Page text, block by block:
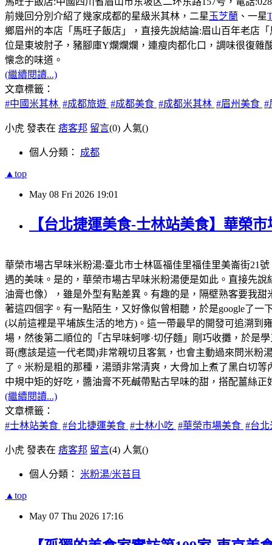
前幾回分別介紹了幾家成都的星級米其林，二星 玉芝蘭 、一星
鄉眉州的本店「馬旺子飯店」，直接先說結論:眉山百年老店
位是東坡肘子，豬腳庫Y爛爛爛，連瘦肉都化口，調味很復
懐念的味道。
(繼續閱讀...)
文章標籤：
#中國米其林 #成都旅遊 #成都美食 #成都米其林 #眉州美食 #
小虎 發表在 痞客邦 留言(0) 人氣()
個人分類： 成都
▲top
May 08 Fri 2026 19:01
【台北捷運美食-士林站美食】華榮
華榮市場古早味米粉湯:臺北市士林區福佳里福佳里美崙街21
遇的美味。是的，華榮市場古早味米粉湯便是如此。直接先
油膏也像），雖是外型有點差異。有趣的是，隔壁熟客要我
著這四個字。有一點陌生，又好像似曾相聽，於是google了
(以前這裡是平埔族生活的地方)。這一帶最早的開發可追溯到
場，然後第二順位的「古早味蚵嗲·切仔麵」剛巧收攤，於是
哥(應該是這一代老闆)非常親切且客氣，也會主動過來問米粉
了。米粉是粗的那種，湯頭非常清爽，大骨加上煮了黑白切
中規中矩的好吃，醬油膏不死鹹帶點古早味的甜，搭配薑絲正
(繼續閱讀...)
文章標籤：
#士林站美食 #台北捷運美食 #士林小吃 #華榮市場美食 #台
小虎 發表在 痞客邦 留言(4) 人氣()
個人分類： 米粉湯/米苔目
▲top
May 07 Thu 2026 17:16